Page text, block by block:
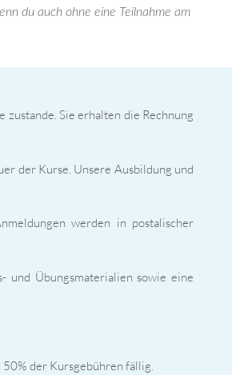
du auch ohne eine Teilnahme am
Sie erhalten die Rechnung
der Kurse. Unsere Ausbildung und
werden in postalischer
und Übungsmaterialien sowie eine
der Kursgebühren fällig.